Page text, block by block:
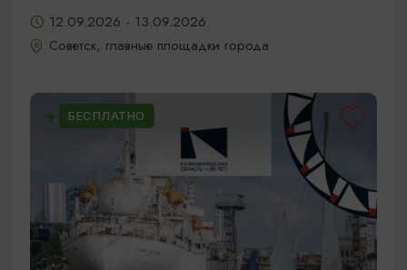
12.09.2026 - 13.09.2026
Советск, главные площадки города
БЕСПЛАТНО